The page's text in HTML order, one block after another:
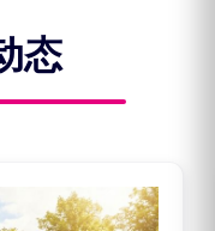
态